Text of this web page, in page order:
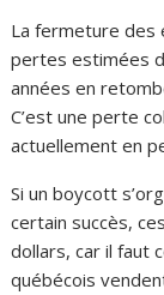
La fermeture des
pertes estimées
années en
C’est une perte
actuellement en
Si un boycott
certain succès,
dollars, car il faut
québécois